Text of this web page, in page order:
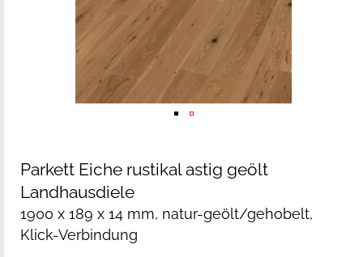
Parkett Eiche rustikal astig geölt
Landhausdiele
1900 x 189 x 14 mm, natur-geölt/gehobelt,
Klick-Verbindung